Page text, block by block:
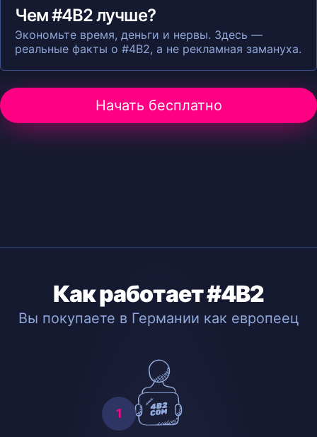
Чем #4B2 лучше?
Экономьте время, деньги и нервы. Здесь —
реальные факты о #4B2, а не рекламная замануха.
Начать бесплатно
Как работает #4B2
Вы покупаете в Германии как европеец